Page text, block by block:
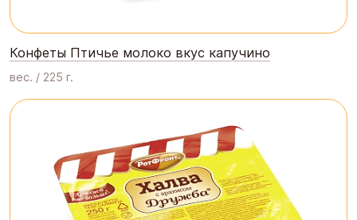
Конфеты Птичье молоко вкус капучино
вес. / 225 г.